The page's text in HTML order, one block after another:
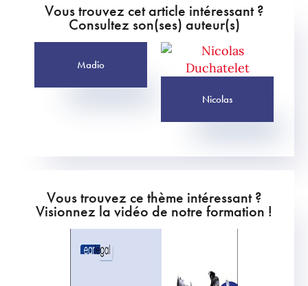
Vous trouvez cet article intéressant ?
Consultez son(ses) auteur(s)
Madio
Nicolas
Vous trouvez ce thème intéressant ?
Visionnez la vidéo de notre formation !